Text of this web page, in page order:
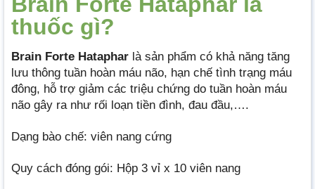
thuốc gì?
Brain Forte Hataphar là sản phẩm có khả năng tăng
lưu thông tuần hoàn máu não, hạn chế tình trạng máu
đông, hỗ trợ giảm các triệu chứng do tuần hoàn máu
não gây ra như rối loạn tiền đình, đau đầu,….
Dạng bào chế: viên nang cứng
Quy cách đóng gói: Hộp 3 vỉ x 10 viên nang